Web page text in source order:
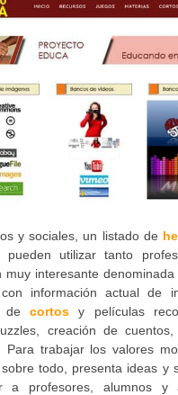
y sociales, un listado de
pueden utilizar tanto
interesante denominada
con información actual de
de cortos y películas
creación de cuentos,
trabajar los valores
todo, presenta ideas y
a profesores, alumnos y